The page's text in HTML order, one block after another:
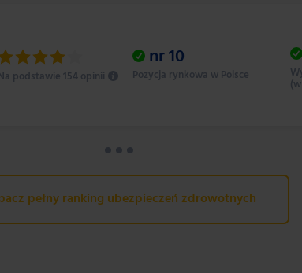
podstawie 154 opinii
nr10
Pozycja rynkowa w Polsce
pełny ranking ubezpieczeń zdrowotnych